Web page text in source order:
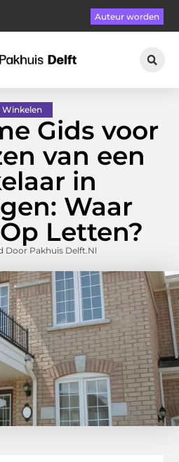
Auteur worden
Winkelen
Gids voor
van een
in
Waar
Letten?
Door Pakhuis Delft.nl